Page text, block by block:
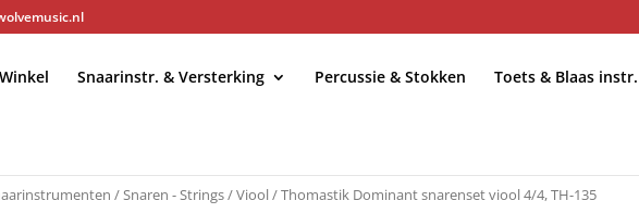
Snaarinstr. & Versterking Percussie & Stokken Toets & Blaas instr.
/Snaren - Strings/Viool/ Thomastik Dominant snarenset viool 4/4, TH-135